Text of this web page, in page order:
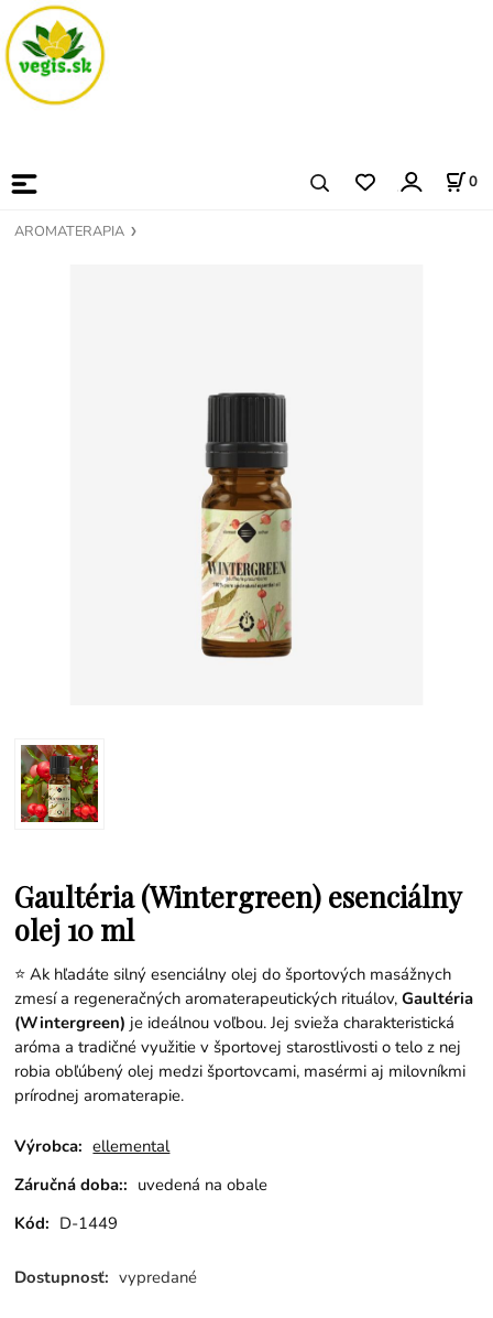
0
AROMATERAPIA
Gaultéria (Wintergreen) esenciálny
olej 10 ml
⭐ Ak hľadáte silný esenciálny olej do športových masážnych
zmesí a regeneračných aromaterapeutických rituálov,Gaultéria
(Wintergreen) je ideálnou voľbou. Jej svieža charakteristická
aróma a tradičné využitie v športovej starostlivosti o telo z nej
robia obľúbený olej medzi športovcami, masérmi aj milovníkmi
prírodnej aromaterapie.
Výrobca: ellemental
Záručná doba:: uvedená na obale
Kód: D-1449
Dostupnosť: vypredané